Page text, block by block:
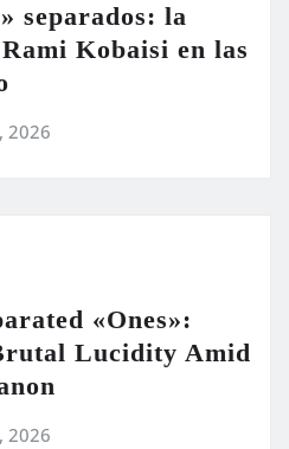
separados: la
Kobaisi en las
2026
«Ones»:
Lucidity Amid
2026